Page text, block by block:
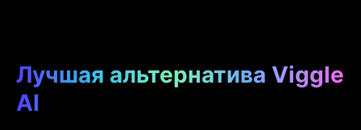
Лучшая альтернатива Viggle
AI